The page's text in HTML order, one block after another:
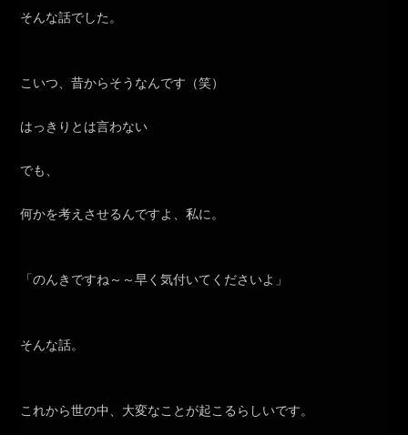
そんな話でした。
こいつ、昔からそうなんです（笑）
はっきりとは言わない
でも、
何かを考えさせるんですよ、私に。
「のんきですね～～早く気付いてくださいよ」
そんな話。
これから世の中、大変なことが起こるらしいです。